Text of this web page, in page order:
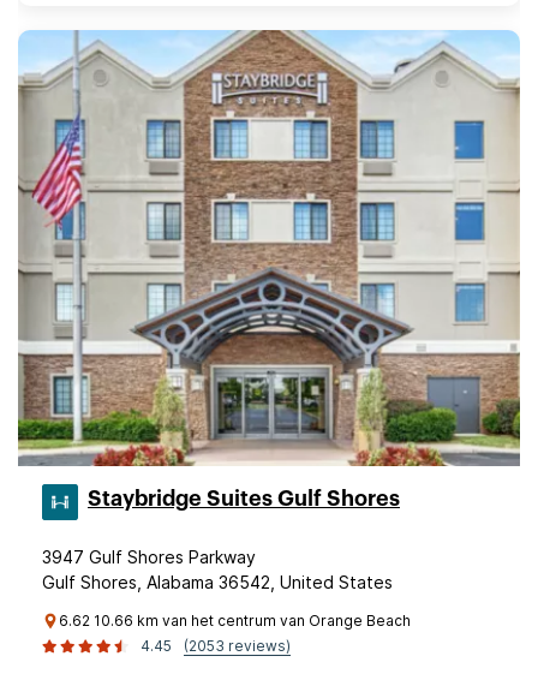
Staybridge Suites Gulf Shores
3947 Gulf Shores Parkway
Gulf Shores, Alabama 36542, United States
6.62 10.66 km van het centrum van Orange Beach
4.45
(2053 reviews)